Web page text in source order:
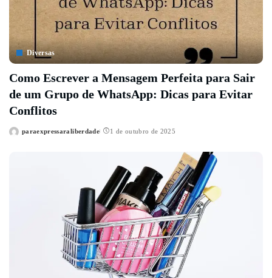
Diversas
Como Escrever a Mensagem Perfeita para Sair
de um Grupo de WhatsApp: Dicas para Evitar
Conflitos
Posted
paraexpressaraliberdade 1 de outubro de 2025